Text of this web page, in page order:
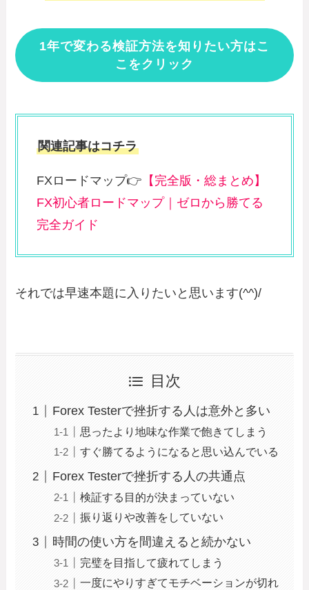
1年で変わる検証方法を知りたい方はこ
こをクリック
関連記事はコチラ
FXロードマップ👉 【完全版・総まとめ】
FX初心者ロードマップ｜ゼロから勝てる
完全ガイド
それでは早速本題に入りたいと思います(^^)/
目次
Forex Testerで挫折する人は意外と多い
思ったより地味な作業で飽きてしまう
すぐ勝てるようになると思い込んでいる
Forex Testerで挫折する人の共通点
検証する目的が決まっていない
振り返りや改善をしていない
時間の使い方を間違えると続かない
完璧を目指して疲れてしまう
一度にやりすぎてモチベーションが切れ